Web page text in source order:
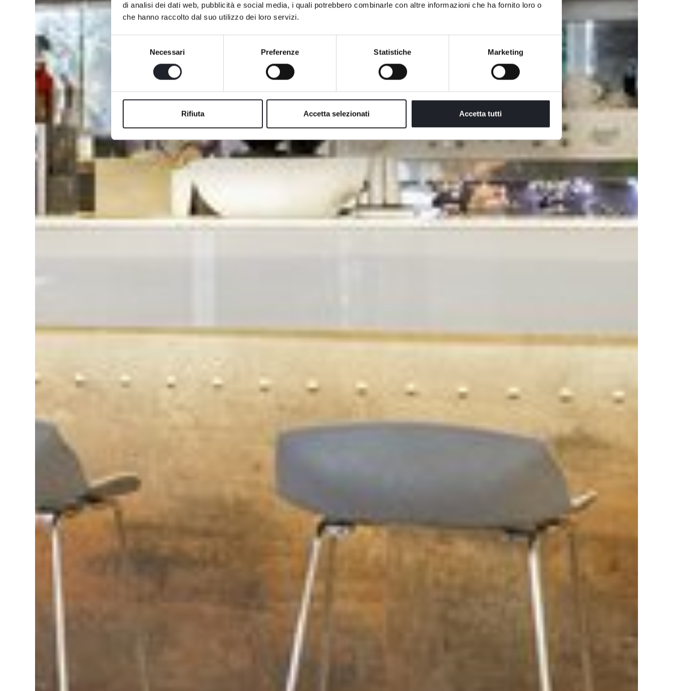
di analisi dei dati web, pubblicità e social media, i quali potrebbero combinarle con altre informazioni che ha fornito loro o
che hanno raccolto dal suo utilizzo dei loro servizi.
Necessari Preferenze Statistiche Marketing
Rifiuta Accetta selezionati Accetta tutti
Ci prendiamo cura di Te